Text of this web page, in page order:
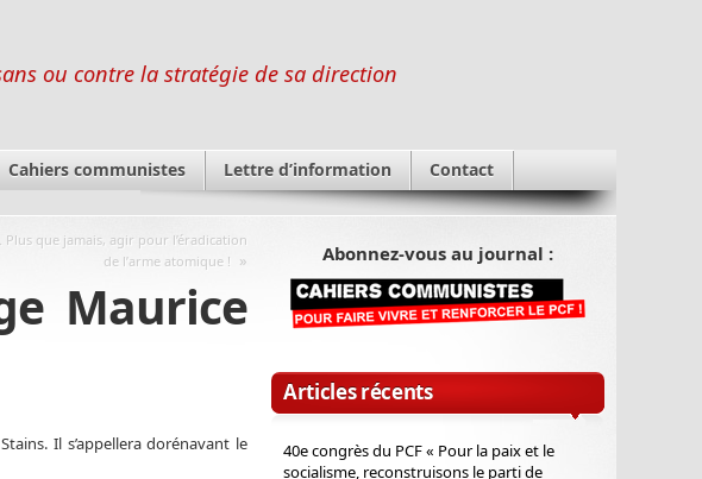
ou contre la stratégie de sa direction
Cahiers communistes Lettre d’information Contact
que jamais, agir pour l’éradication
de l’arme atomique ! »
Maurice
Il s’appellera dorénavant le
Abonnez-vous au journal :
Articles récents
40e congrès du PCF « Pour la paix et le
socialisme, reconstruisons le parti de